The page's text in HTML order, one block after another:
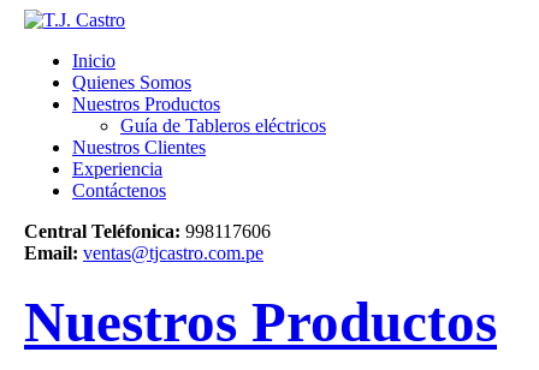
Inicio
Quienes Somos
Nuestros Productos
Guía de Tableros eléctricos
Nuestros Clientes
Experiencia
Contáctenos
Central Teléfonica: 998117606
Email: ventas@tjcastro.com.pe
Nuestros Productos